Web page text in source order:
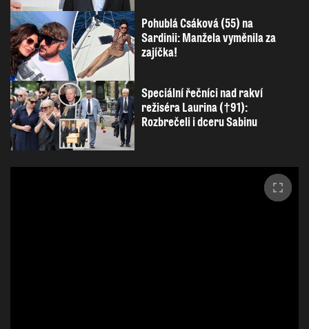
Pohublá Csáková (55) na
Sardinii: Manžela vyměnila za
zajíčka!
Speciální řečníci nad rakví
režiséra Laurina (†91):
Rozbrečeli i dceru Sabinu